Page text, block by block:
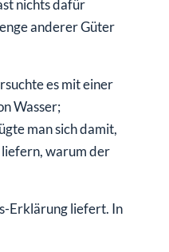
nichts dafür
anderer Güter
es mit einer
Wasser;
man sich damit,
warum der
Erklärung liefert. In